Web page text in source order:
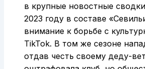
в крупные новостные
2023 году в составе
внимание к борьбе с
TikTok. В том же сезоне
отдав честь своему деду-